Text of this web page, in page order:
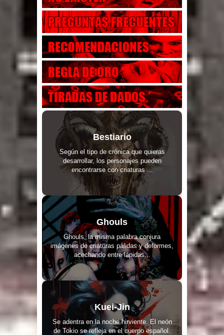
Bestiario
Según el tipo de crónica que quieras
desarrollar, los personajes pueden
encontrarse con criaturas ...
Ghouls
Ghouls, la misma palabra conjura
imágenes de criaturas pálidas y deformes,
acechando entre lápidas...
Kuei-Jin
Se adentra en la noche hirviente. El neón
de Tokio se refleja en el cuerpo español.